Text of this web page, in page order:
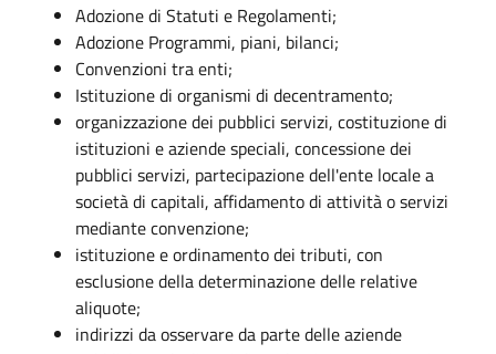
Adozione di Statuti e Regolamenti;
Adozione Programmi, piani, bilanci;
Convenzioni tra enti;
Istituzione di organismi di decentramento;
organizzazione dei pubblici servizi, costituzione di
istituzioni e aziende speciali, concessione dei
pubblici servizi, partecipazione dell'ente locale a
società di capitali, affidamento di attività o servizi
mediante convenzione;
istituzione e ordinamento dei tributi, con
esclusione della determinazione delle relative
aliquote;
indirizzi da osservare da parte delle aziende